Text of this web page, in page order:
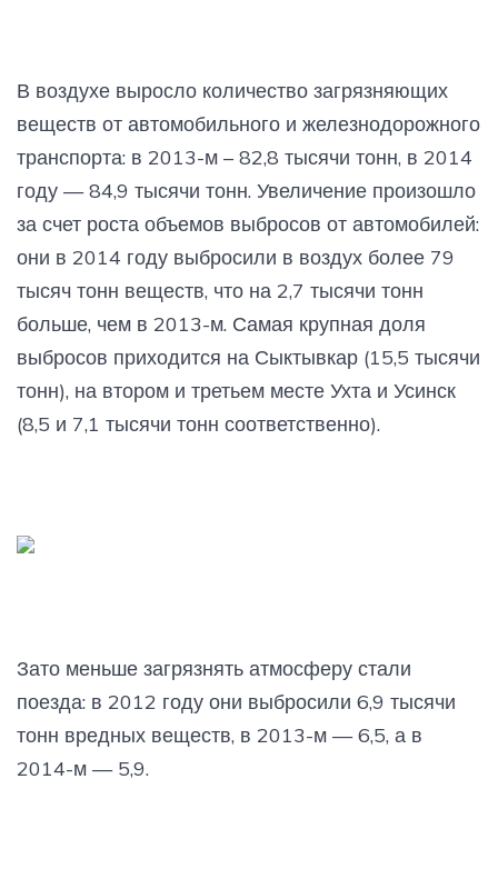
В воздухе выросло количество загрязняющих
веществ от автомобильного и железнодорожного
транспорта: в 2013-м – 82,8 тысячи тонн, в 2014
году — 84,9 тысячи тонн. Увеличение произошло
за счет роста объемов выбросов от автомобилей:
они в 2014 году выбросили в воздух более 79
тысяч тонн веществ, что на 2,7 тысячи тонн
больше, чем в 2013-м. Самая крупная доля
выбросов приходится на Сыктывкар (15,5 тысячи
тонн), на втором и третьем месте Ухта и Усинск
(8,5 и 7,1 тысячи тонн соответственно).
Зато меньше загрязнять атмосферу стали
поезда: в 2012 году они выбросили 6,9 тысячи
тонн вредных веществ, в 2013-м — 6,5, а в
2014-м — 5,9.